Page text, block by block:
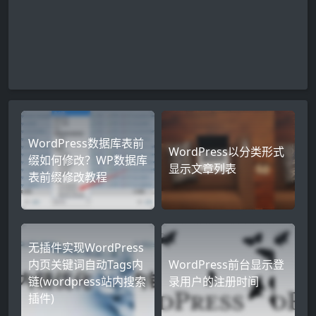
WordPress数据库表前
缀如何修改？WP数据库
表前缀修改教程
WordPress以分类形式
显示文章列表
无插件实现WordPress
内页关键词自动Tags内
链(wordpress站内搜索
插件)
WordPress前台显示登
录用户的注册时间